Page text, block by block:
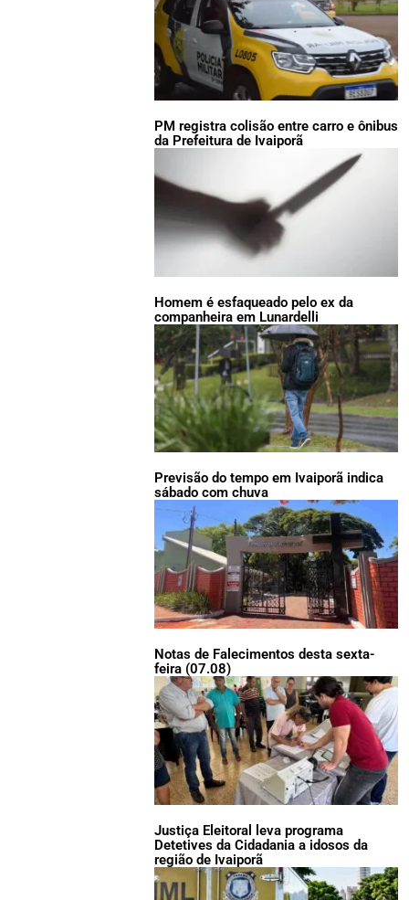
PM registra colisão entre carro e ônibus
da Prefeitura de Ivaiporã
Homem é esfaqueado pelo ex da
companheira em Lunardelli
Previsão do tempo em Ivaiporã indica
sábado com chuva
Notas de Falecimentos desta sexta-
feira (07.08)
Justiça Eleitoral leva programa
Detetives da Cidadania a idosos da
região de Ivaiporã